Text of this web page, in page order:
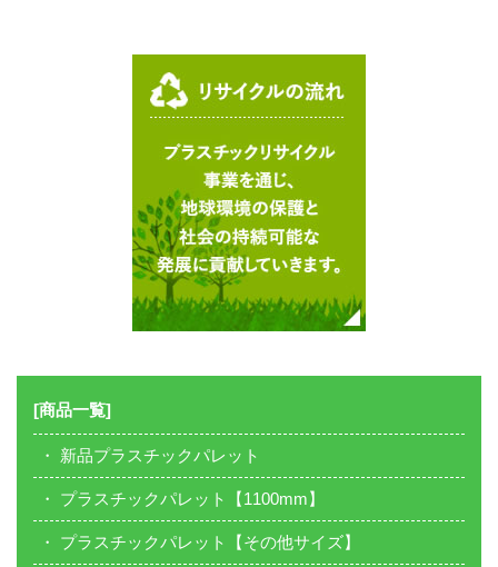
[商品一覧]
新品プラスチックパレット
プラスチックパレット【1100mm】
プラスチックパレット【その他サイズ】